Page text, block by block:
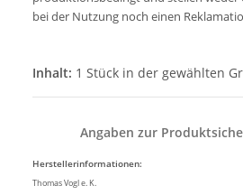
bei der Nutzung noch einen
Inhalt: 1 Stück in der gewählten
Angaben zur
Herstellerinformationen:
Thomas Vogl e. K.